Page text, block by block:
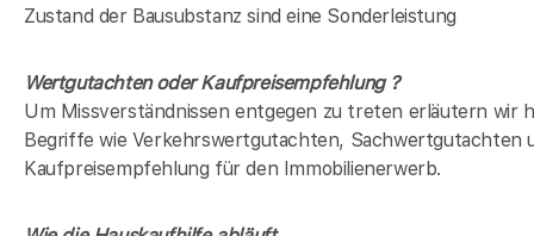
Zustand der Bausubstanz sind eine Sonderleistung
Wertgutachten oder Kaufpreisempfehlung ?
Um Missverständnissen entgegen zu treten erläutern wir
Begriffe wie Verkehrswertgutachten, Sachwertgutachten
Kaufpreisempfehlung für den Immobilienerwerb.